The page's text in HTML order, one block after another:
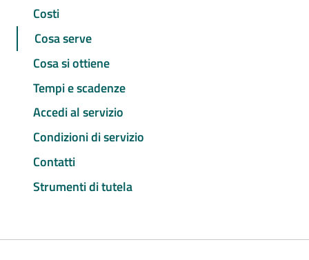
Costi
Cosa serve
Cosa si ottiene
Tempi e scadenze
Accedi al servizio
Condizioni di servizio
Contatti
Strumenti di tutela